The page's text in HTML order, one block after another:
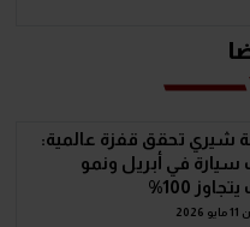
شيري تحقق قفزة عالمية:
ألف سيارة في أبريل ونمو
100%
2026